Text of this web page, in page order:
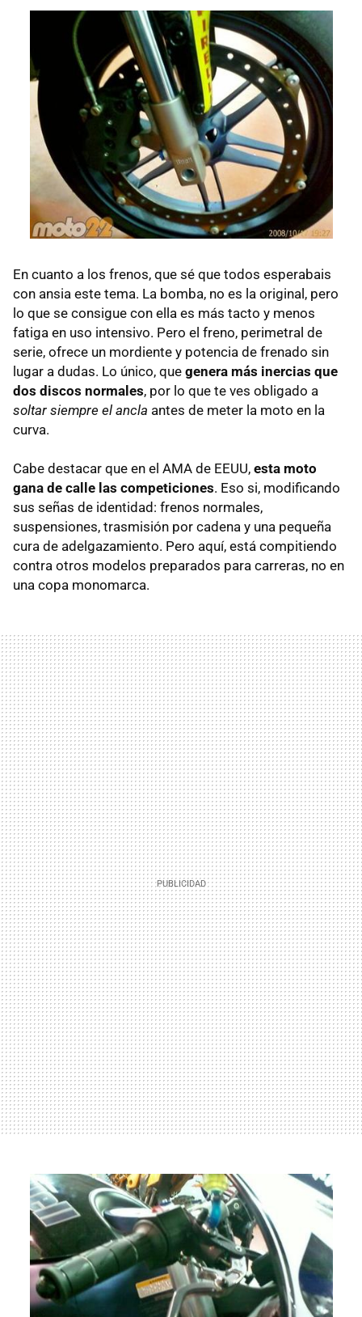
En cuanto a los frenos, que sé que todos esperabais
con ansia este tema. La bomba, no es la original, pero
lo que se consigue con ella es más tacto y menos
fatiga en uso intensivo. Pero el freno, perimetral de
serie, ofrece un mordiente y potencia de frenado sin
lugar a dudas. Lo único, que genera más inercias que
dos discos normales, por lo que te ves obligado a
soltar siempre el ancla antes de meter la moto en la
curva.
Cabe destacar que en el AMA de EEUU, esta moto
gana de calle las competiciones. Eso si, modificando
sus señas de identidad: frenos normales,
suspensiones, trasmisión por cadena y una pequeña
cura de adelgazamiento. Pero aquí, está compitiendo
contra otros modelos preparados para carreras, no en
una copa monomarca.